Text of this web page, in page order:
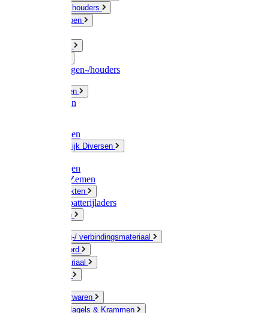
Slangen & houders
Waterpompen
Slangenwagen-/houders
Olie / Vetten
Chemicalien
Plasticzakken
Huishoudelijk Diversen
Zaksluitingen
Sponzen / Zemen
Zeepprodukten
Batterij & batterijladers
Zaklampen
Verpakking-/ verbindingsmateriaal
Touw / Koord
Afdekmateriaal
Kleine ijzerwaren
Spijkers, Nagels & Krammen